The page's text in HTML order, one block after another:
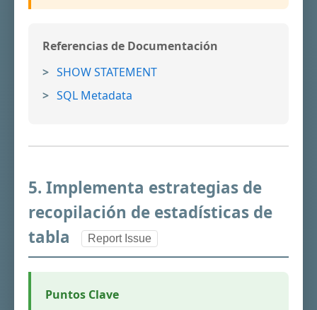
Referencias de Documentación
SHOW STATEMENT
SQL Metadata
5. Implementa estrategias de
recopilación de estadísticas de
tabla
Report Issue
Puntos Clave